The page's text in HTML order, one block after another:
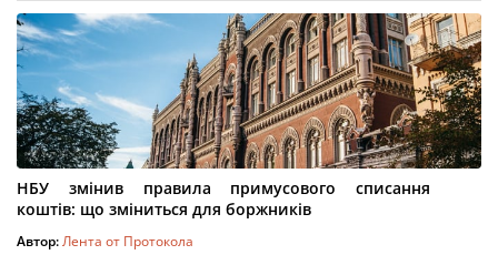
НБУ змінив правила примусового списання
коштів: що зміниться для боржників
Автор:Лента от Протокола